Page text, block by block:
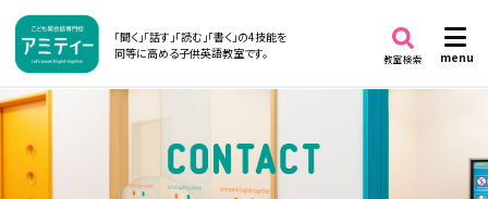
「聞く」「話す」「読む」「書く」の4技能を
同等に高める子供英語教室です。
menu
教室検索